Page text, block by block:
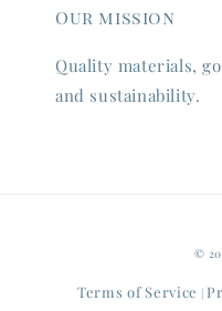
Our mission
Quality materials,
and sustainability.
©
Terms of Service |